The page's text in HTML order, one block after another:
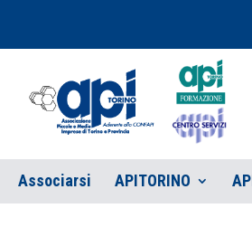
Associarsi APITORINO